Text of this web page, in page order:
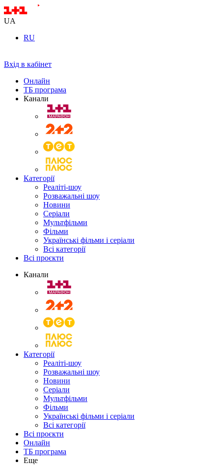
UA
RU
Вхід в кабінет
Онлайн
ТБ програма
Канали
Категорії
Реаліті-шоу
Розважальні шоу
Новини
Серіали
Мультфільми
Фільми
Українські фільми і серіали
Всі категорії
Всі проєкти
Канали
Категорії
Реаліті-шоу
Розважальні шоу
Новини
Серіали
Мультфільми
Фільми
Українські фільми і серіали
Всі категорії
Всі проєкти
Онлайн
ТБ програма
Еще